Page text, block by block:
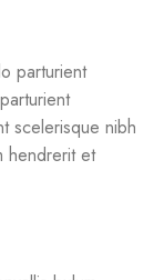
parturient
scelerisque nibh
hendrerit et